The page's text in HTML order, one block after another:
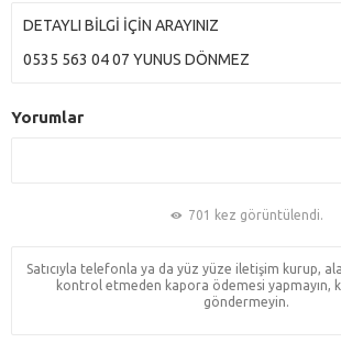
DETAYLI BİLGİ İÇİN ARAYINIZ
0535 563 04 07 YUNUS DÖNMEZ
Yorumlar
701 kez görüntülendi.
Satıcıyla telefonla ya da yüz yüze iletişim kurup,
kontrol etmeden kapora ödemesi yapmayın,
göndermeyin.